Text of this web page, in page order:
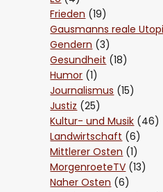
Frieden (19)
Gausmanns reale
Gendern (3)
Gesundheit (18)
Humor (1)
Journalismus (15)
Justiz (25)
Kultur- und Musik (46)
Landwirtschaft (6)
Mittlerer Osten (1)
MorgenroeteTV (13)
Naher Osten (6)